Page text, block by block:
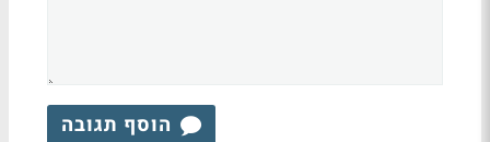
הוסף תגובה